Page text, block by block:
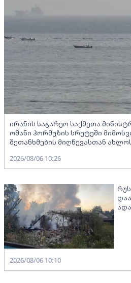
ირანის საგარეო საქმეთა
ომანი ჰორმუზის სრუტეში
შეთანხმების მიღწევასთან
2026/08/06 10:26
2026/08/06 10:10